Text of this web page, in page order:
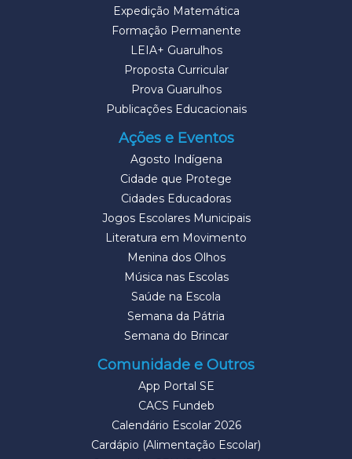
Expedição Matemática
Formação Permanente
LEIA+ Guarulhos
Proposta Curricular
Prova Guarulhos
Publicações Educacionais
Ações e Eventos
Agosto Indígena
Cidade que Protege
Cidades Educadoras
Jogos Escolares Municipais
Literatura em Movimento
Menina dos Olhos
Música nas Escolas
Saúde na Escola
Semana da Pátria
Semana do Brincar
Comunidade e Outros
App Portal SE
CACS Fundeb
Calendário Escolar 2026
Cardápio (Alimentação Escolar)